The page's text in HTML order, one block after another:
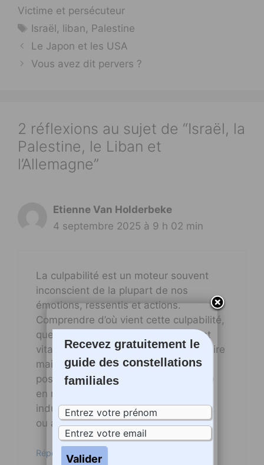
Victime et persécuteur
Étiquettes
Israël , liban, Palestine
Le Japon et les USA
Vous avez dit pervers ?
2 réflexions au sujet de “Israël, la
Palestine, le Liban et
l’Allemagne”
Etienne Van Holderbeke
4 septembre 2025 à 9 h 02 min
La culpabilité est un moteur souvent
inconscient de la plupart de nos
émotions, ressentis et actions.
Comprendre d’où vient cette culpabilité,
quelle est son objet, son ancrage est
vitale si on veut s’en libérer sans la fuire
mais en l’affrontant face à face et en
posant des actes (paroles ou actions)
en réparation envers ce ou celui qui a
induit cette culpabulité en nous à tort
ou à raison
Répondre
Recevez gratuitement le
guide des constellations
familiales